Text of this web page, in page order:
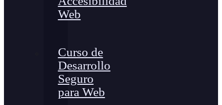
Web
Curso de
Desarrollo
Seguro
para Web